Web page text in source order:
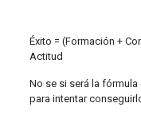
Éxito = (Formación +
Actitud
No se si será la
para intentar